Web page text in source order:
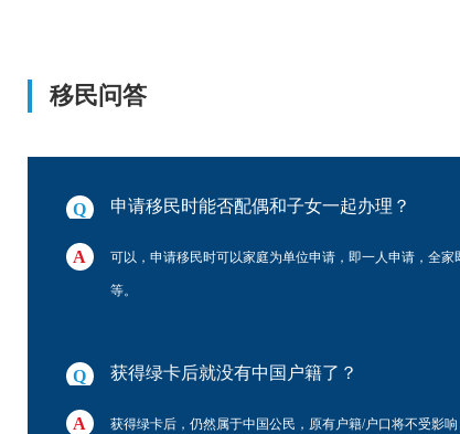
移民问答
申请移民时能否配偶和子女一起办理？
可以，申请移民时可以家庭为单位申请，即一人申请，全家
等。
获得绿卡后就没有中国户籍了？
获得绿卡后，仍然属于中国公民，原有户籍/户口将不受影